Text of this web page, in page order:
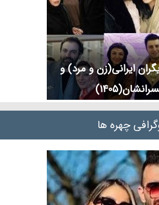
ایرانی(زن و مرد) و
چهره ها